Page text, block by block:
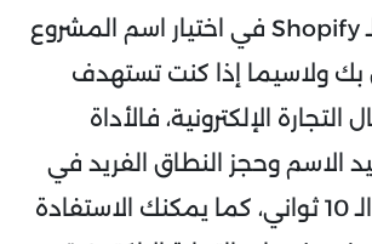
تساعدك أداة الـ Shopify في اختيار اسم المشروع
بك ولاسيما إذا كنت تستهدف
الإلكترونية، فالأداة
الاسم وحجز النطاق الفريد في
مدة لا تتعدى الـ 10 ثواني، كما يمكنك الاستفادة